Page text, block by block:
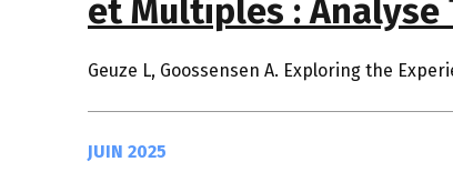
et Multiples : Analyse
Geuze L, Goossensen A. Exploring the
JUIN 2025